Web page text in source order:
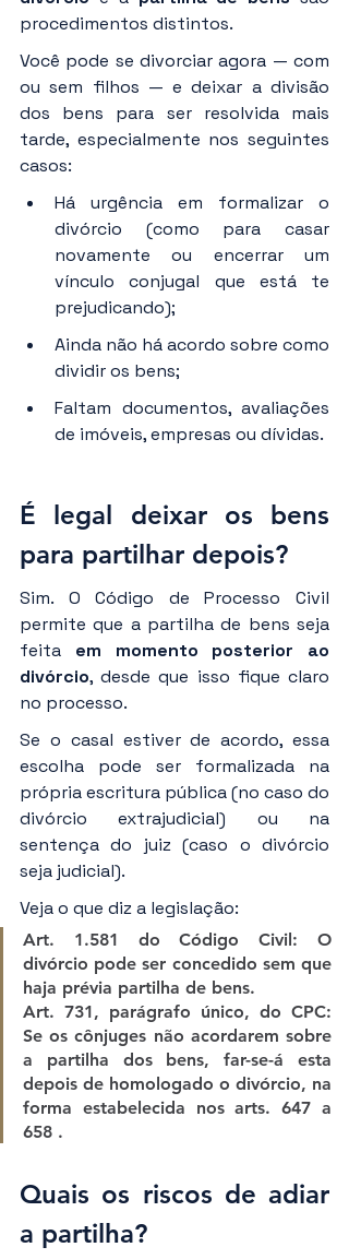
procedimentos distintos.
Você pode se divorciar agora — com
ou sem filhos — e deixar a divisão
dos bens para ser resolvida mais
tarde, especialmente nos seguintes
casos:
Há urgência em formalizar o
divórcio (como para casar
novamente ou encerrar um
vínculo conjugal que está te
prejudicando);
Ainda não há acordo sobre como
dividir os bens;
Faltam documentos, avaliações
de imóveis, empresas ou dívidas.
É legal deixar os bens
para partilhar depois?
Sim. O Código de Processo Civil
permite que a partilha de bens seja
feita em momento posterior ao
divórcio, desde que isso fique claro
no processo.
Se o casal estiver de acordo, essa
escolha pode ser formalizada na
própria escritura pública (no caso do
divórcio extrajudicial) ou na
sentença do juiz (caso o divórcio
seja judicial).
Veja o que diz a legislação:
Art. 1.581 do Código Civil: O
divórcio pode ser concedido sem que
haja prévia partilha de bens.
Se os cônjuges não acordarem sobre
a partilha dos bens, far-se-á esta
depois de homologado o divórcio, na
forma estabelecida nos arts. 647 a
658 .
Quais os riscos de adiar
a partilha?